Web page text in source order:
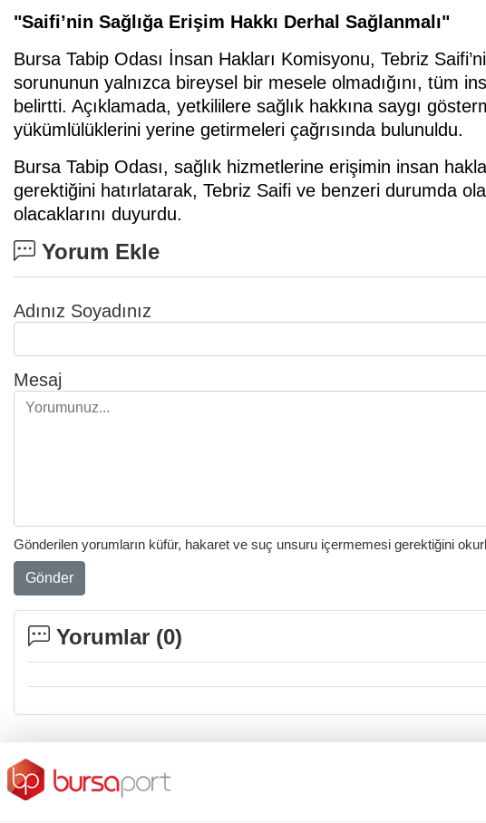
"Saifi’nin Sağlığa Erişim Hakkı Derhal Sağlanmalı"
Bursa Tabip Odası İnsan Hakları Komisyonu, Tebriz
sorununun yalnızca bireysel bir mesele olmadığını, tüm
belirtti. Açıklamada, yetkililere sağlık hakkına saygı
yükümlülüklerini yerine getirmeleri çağrısında bulunuldu.
Bursa Tabip Odası, sağlık hizmetlerine erişimin insan
gerektiğini hatırlatarak, Tebriz Saifi ve benzeri durumda
olacaklarını duyurdu.
Yorum Ekle
Adınız Soyadınız
Mesaj
Gönderilen yorumların küfür, hakaret ve suç unsuru içermemesi gerektiğini
Gönder
Yorumlar (0)